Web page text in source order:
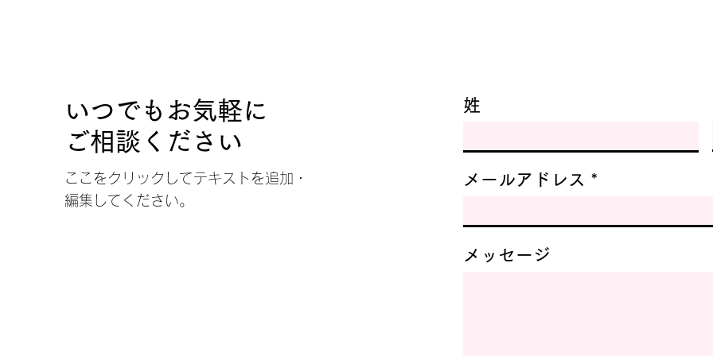
いつでもお気軽に
ご相談ください
ここをクリックしてテキストを追加・
編集してください。
姓
メールアドレス
メッセージ